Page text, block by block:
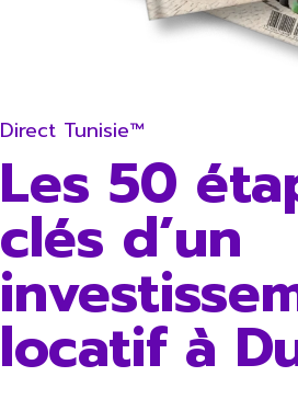
Direct Tunisie™
Les 50
clés d’un
locatif à